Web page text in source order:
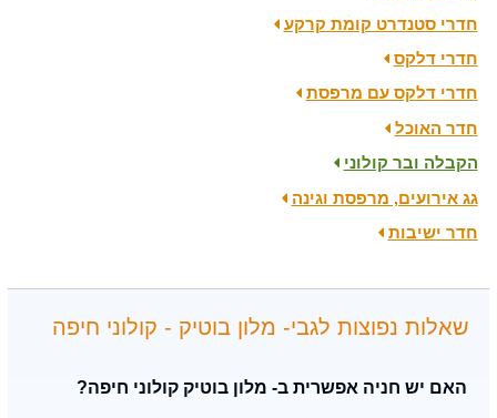
חדרי סטנדרט קומת קרקע
חדרי דלקס
חדרי דלקס עם מרפסת
חדר האוכל
הקבלה ובר קולוני
גג אירועים, מרפסת וגינה
חדר ישיבות
שאלות נפוצות לגבי- מלון בוטיק - קולוני חיפה
האם יש חניה אפשרית ב- מלון בוטיק קולוני חיפה?